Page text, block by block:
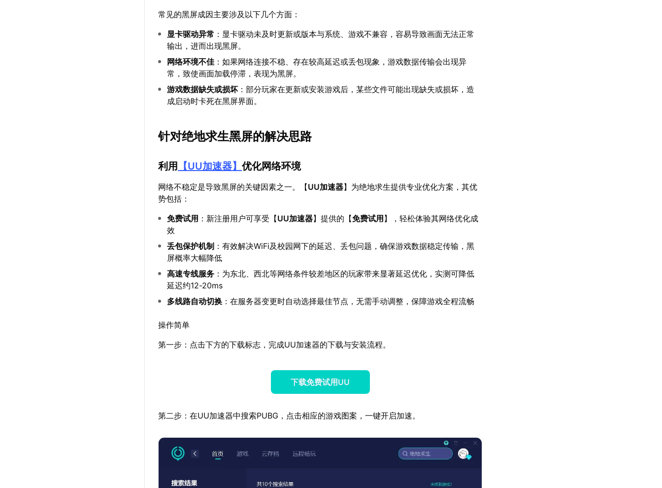
常见的黑屏成因主要涉及以下几个方面：
显卡驱动异常 ：显卡驱动未及时更新或版本与系统、游戏不兼容，容易导致画面无法正常
输出，进而出现黑屏。
网络环境不佳 ：如果网络连接不稳、存在较高延迟或丢包现象，游戏数据传输会出现异
常，致使画面加载停滞，表现为黑屏。
游戏数据缺失或损坏 ：部分玩家在更新或安装游戏后，某些文件可能出现缺失或损坏，造
成启动时卡死在黑屏界面。
针对绝地求生黑屏的解决思路
利用 【UU加速器】优化网络环境
网络不稳定是导致黑屏的关键因素之一。【UU加速器】为绝地求生提供专业优化方案，其优
势包括：
免费试用 ：新注册用户可享受【UU加速器】提供的【免费试用】，轻松体验其网络优化成
效
丢包保护机制 ：有效解决WiFi及校园网下的延迟、丢包问题，确保游戏数据稳定传输，黑
屏概率大幅降低
高速专线服务 ：为东北、西北等网络条件较差地区的玩家带来显著延迟优化，实测可降低
延迟约12-20ms
多线路自动切换 ：在服务器变更时自动选择最佳节点，无需手动调整，保障游戏全程流畅
操作简单
第一步：点击下方的下载标志，完成UU加速器的下载与安装流程。
下载免费试用UU
第二步：在UU加速器中搜索PUBG，点击相应的游戏图案，一键开启加速。